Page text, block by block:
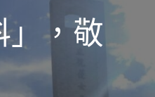
，敬